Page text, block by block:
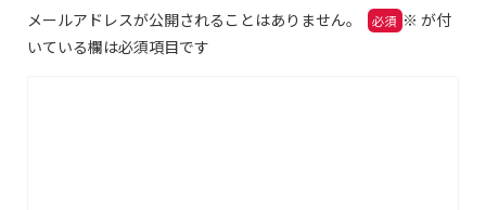
メールアドレスが公開されることはありません。 ※ が付
いている欄は必須項目です